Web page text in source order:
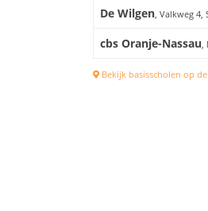
De Wilgen, Valkweg 4,
cbs Oranje-Nassau,
Bekijk basisscholen op